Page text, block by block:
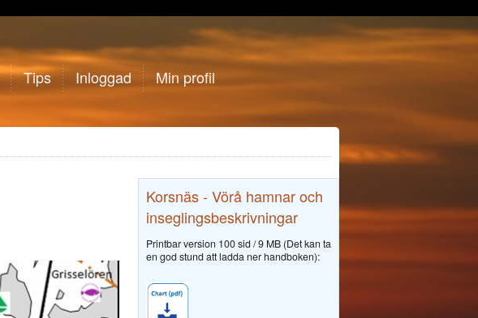
Tips Inloggad Min profil
Korsnäs - Vörå hamnar och
inseglingsbeskrivningar
Printbar version 100 sid / 9 MB (Det kan ta
en god stund att ladda ner handboken):